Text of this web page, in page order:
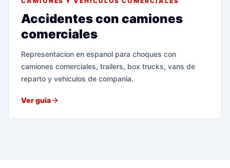
Accidentes con camiones
comerciales
Representacion en espanol para choques con
camiones comerciales, trailers, box trucks, vans de
reparto y vehiculos de compania.
Ver guia